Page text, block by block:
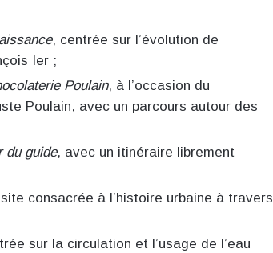
, centrée sur l’évolution de
Ier ;
Poulain, à l’occasion du
Poulain, avec un parcours autour des
du guide, avec un itinéraire librement
consacrée à l’histoire urbaine à travers
sur la circulation et l’usage de l’eau